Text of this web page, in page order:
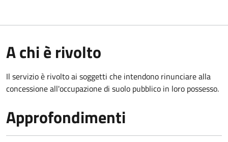
A chi è rivolto
Il servizio è rivolto ai soggetti che intendono rinunciare alla
concessione all'occupazione di suolo pubblico in loro possesso.
Approfondimenti